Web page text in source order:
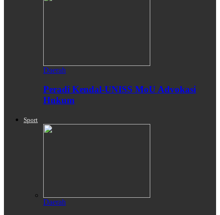
Daerah
Peradi Kendal-UNISS MoU Advokasi
Hukum
Sport
Daerah